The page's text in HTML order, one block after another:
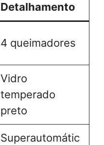
Detalhamento
4 queimadores
Vidro
temperado
preto
Superautomátic